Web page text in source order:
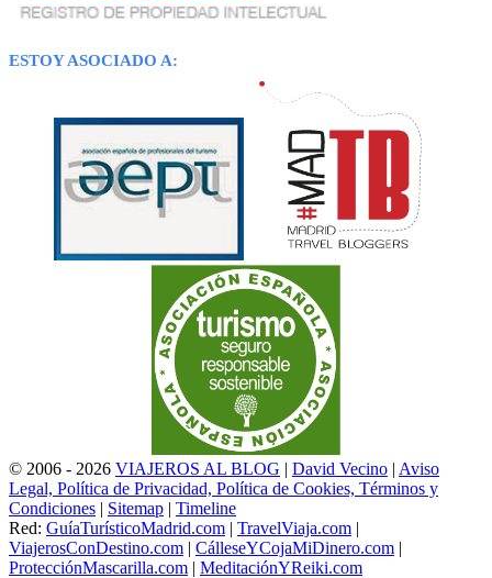
ESTOY ASOCIADO A:
© 2006 - 2026 VIAJEROS AL BLOG | David Vecino | Aviso
Legal, Política de Privacidad, Política de Cookies, Términos y
Condiciones | Sitemap | Timeline
Red: GuíaTurísticoMadrid.com | TravelViaja.com |
ViajerosConDestino.com | CálleseYCojaMiDinero.com |
ProtecciónMascarilla.com | MeditaciónYReiki.com